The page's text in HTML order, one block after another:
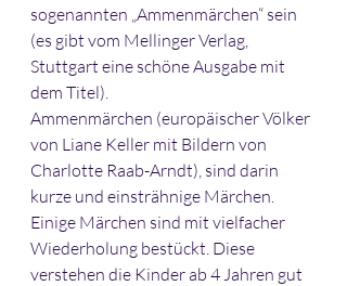
sogenannten „Ammenmärchen“ sein
(es gibt vom Mellinger Verlag,
Stuttgart eine schöne Ausgabe mit
dem Titel).
Ammenmärchen (europäischer Völker
von Liane Keller mit Bildern von
Charlotte Raab-Arndt), sind darin
kurze und einsträhnige Märchen.
Einige Märchen sind mit vielfacher
Wiederholung bestückt. Diese
verstehen die Kinder ab 4 Jahren gut